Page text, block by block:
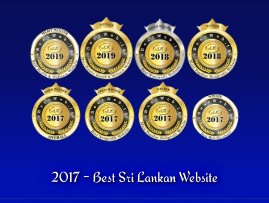
2017 - Best Sri Lankan Website